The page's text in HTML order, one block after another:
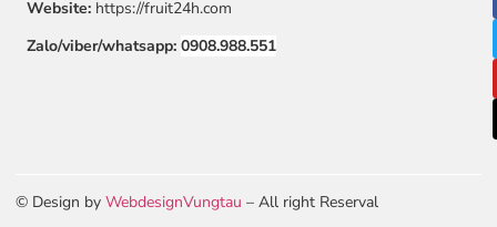
Website: https://fruit24h.com
Zalo/viber/whatsapp: 0908.988.551
© Design by WebdesignVungtau – All right Reserval